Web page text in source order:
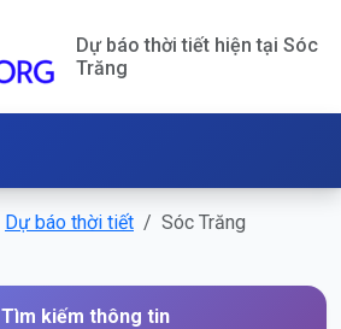
Dự báo thời tiết hiện tại Sóc
Trăng
Dự báo thời tiết Sóc Trăng
Tìm kiếm thông tin